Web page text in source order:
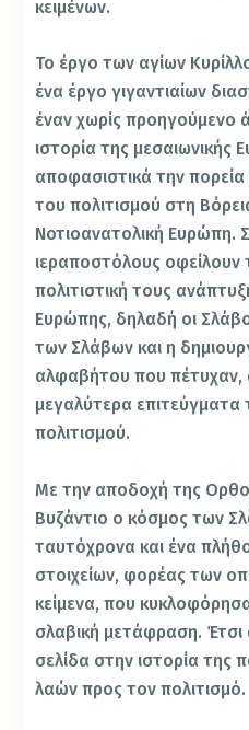
κειμένων.
Το έργο των αγίων
ένα έργο γιγαντιαίων
έναν χωρίς προηγούμενο
ιστορία της
αποφασιστικά την πορεία
του πολιτισμού στη
Νοτιοανατολική Ευρώπη.
ιεραποστόλους οφείλουν
πολιτιστική τους
Ευρώπης, δηλαδή οι
των Σλάβων και η
αλφαβήτου που πέτυχαν,
μεγαλύτερα επιτεύγματα
πολιτισμού.
Με την αποδοχή της
Βυζάντιο ο κόσμος των
ταυτόχρονα και ένα
στοιχείων, φορέας των
κείμενα, που
σλαβική μετάφραση. Έτσι
σελίδα στην ιστορία της
λαών προς τον πολιτισμό.